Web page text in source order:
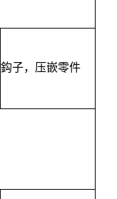
鈎子，压嵌零件